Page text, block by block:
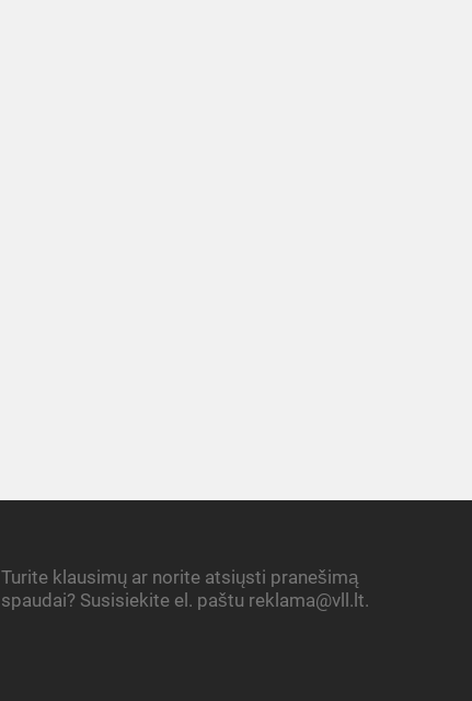
Turite klausimų ar norite atsiųsti pranešimą
spaudai? Susisiekite el. paštu reklama@vll.lt.